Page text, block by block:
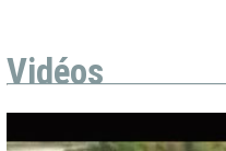
Vidéos